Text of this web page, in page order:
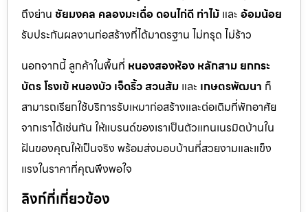
ถึงย่าน ชัยมงคล คลองมะเดื่อ ดอนไก่ดี ท่าไม้ และ อ้อมน้อย
รับประกันผลงานก่อสร้างที่ได้มาตรฐาน ไม่ทรุด ไม่ร้าว
นอกจากนี้ ลูกค้าในพื้นที่ หนองสองห้อง หลักสามยกกระ
บัตรโรงเข้ หนองบัว เจ็ดริ้วสวนส้ม และ เกษตรพัฒนา ก็
สามารถเรียกใช้บริการรับเหมาก่อสร้างและต่อเติมที่พักอาศัย
จากเราได้เช่นกัน ให้แบรนด์ของเราเป็นตัวแทนเนรมิตบ้านใน
ฝันของคุณให้เป็นจริง พร้อมส่งมอบบ้านที่สวยงามและแข็ง
แรงในราคาที่คุณพึงพอใจ
ลิงก์ที่เกี่ยวข้อง